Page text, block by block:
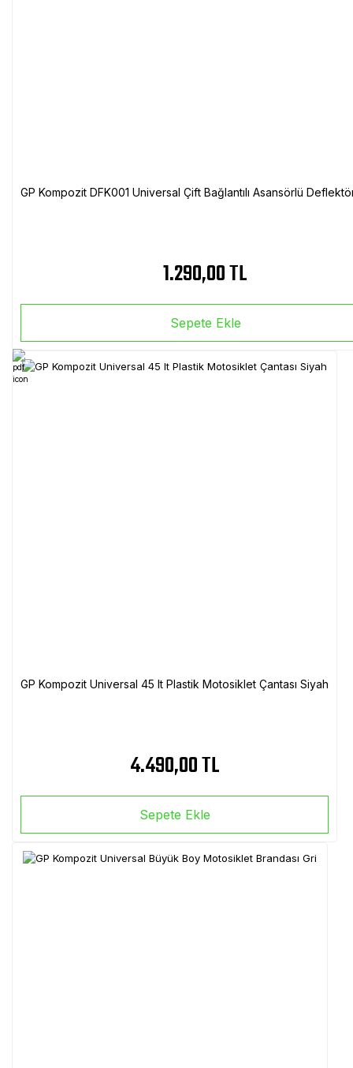
GP Kompozit DFK001 Universal Çift Bağlantılı Asansörlü
1.290,00 TL
Sepete Ekle
GP Kompozit Universal 45 lt Plastik Motosiklet Çantası Siyah
4.490,00 TL
Sepete Ekle